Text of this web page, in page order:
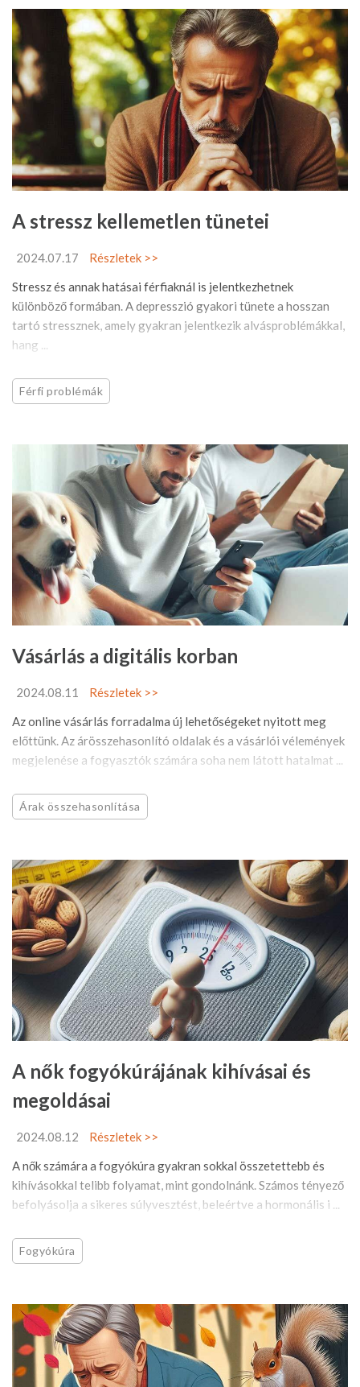
A stressz kellemetlen tünetei
2024.07.17
Részletek >>
Stressz és annak hatásai férfiaknál is jelentkezhetnek
különböző formában. A depresszió gyakori tünete a hosszan
tartó stressznek, amely gyakran jelentkezik alvásproblémákkal,
hang ...
Férfi problémák
Vásárlás a digitális korban
2024.08.11
Részletek >>
Az online vásárlás forradalma új lehetőségeket nyitott meg
előttünk. Az árösszehasonlító oldalak és a vásárlói vélemények
megjelenése a fogyasztók számára soha nem látott hatalmat ...
Árak összehasonlítása
A nők fogyókúrájának kihívásai és
megoldásai
2024.08.12
Részletek >>
A nők számára a fogyókúra gyakran sokkal összetettebb és
kihívásokkal telibb folyamat, mint gondolnánk. Számos tényező
befolyásolja a sikeres súlyvesztést, beleértve a hormonális i ...
Fogyókúra